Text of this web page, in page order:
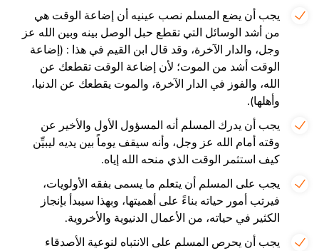
يجب أن يضع المسلم نصب عينيه أن إضاعة الوقت هي
من أشد الوسائل التي تقطع حبل الوصل بينه وبين الله عز
وجل، والدار الآخرة، وقد قال ابن القيم في هذا : (إضاعة
الوقت أشد من الموت؛ لأن إضاعة الوقت تقطعك عن
الله، والفوز في الدار الآخرة، والموت يقطعك عن الدنيا،
وأهلها).
يجب أن يدرك المسلم أنه المسؤول الأول والأخير عن
وقته أمام الله عز وجل، وأنه سيقف يوماً بين يديه ليبيِّن
كيف استثمر الوقت الذي منحه الله إياه.
يجب على المسلم أن يتعلم ما يسمى بفقه الأولويات،
فيرتب أمور حياته بناءً على أهميتها، وبهذا سيبدأ بإنجاز
الكثير في حياته، من الأعمال الدنيوية والأخروية.
يجب أن يحرص المسلم على الانتباه لنوعية الأصدقاء